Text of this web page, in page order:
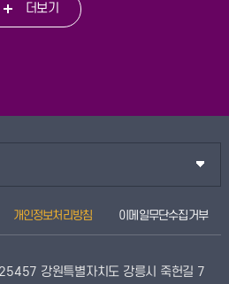
더보기
개인정보처리방침 이메일무단수집거부
강원특별자치도 강릉시 죽헌길 7